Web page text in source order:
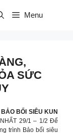
Menu
SỨC
BỐI SIÊU KUN
29/1 – 1/2 Để
trình Bảo bối siêu